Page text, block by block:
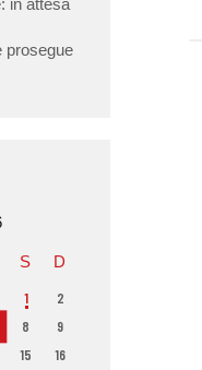
prosegue
S D
1
2
8
9
15
16